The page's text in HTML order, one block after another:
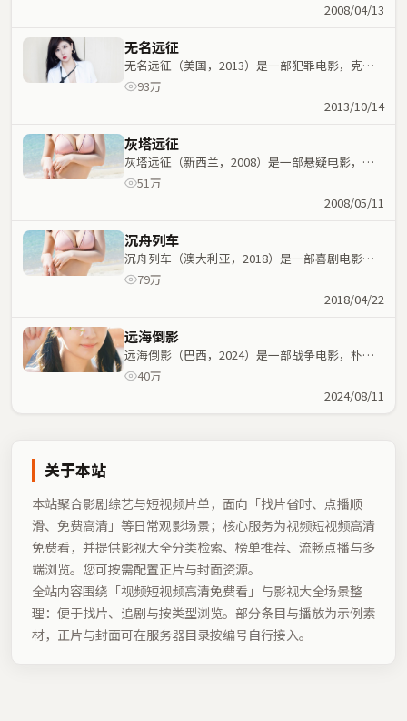
2008/04/13
无名远征
无名远征（美国，2013）是一部犯罪电影，克里
斯托弗·诺兰执导，马丽、刘青云等主演；犯罪元
93万
2013/10/14
灰塔远征
灰塔远征（新西兰，2008）是一部悬疑电影，北
野武执导，黄渤、基里安·墨菲等主演；悬疑元素
51万
2008/05/11
沉舟列车
沉舟列车（澳大利亚，2018）是一部喜剧电影，
杨德昌执导，葛优、常远等主演；喜剧元素与人物
79万
2018/04/22
远海倒影
远海倒影（巴西，2024）是一部战争电影，朴赞
郁执导，金敏喜、谭卓等主演；战争元素与人物命
40万
2024/08/11
关于本站
本站聚合影剧综艺与短视频片单，面向「找片省时、点播顺
滑、免费高清」等日常观影场景；核心服务为视频短视频高清
免费看，并提供影视大全分类检索、榜单推荐、流畅点播与多
端浏览。您可按需配置正片与封面资源。
全站内容围绕「视频短视频高清免费看 」与影视大全场景整
理：便于找片、追剧与按类型浏览。部分条目与播放为示例素
材，正片与封面可在服务器目录按编号自行接入。